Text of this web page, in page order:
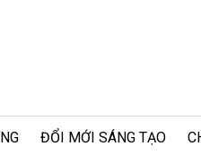
ĐỔI MỚI SÁNG TẠO